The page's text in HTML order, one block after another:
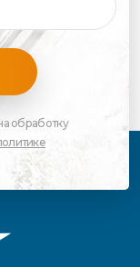
обработку